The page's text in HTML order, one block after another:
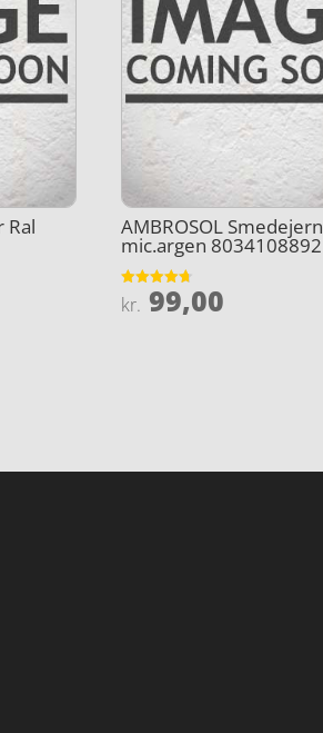
Ral AMBROSOL
mic.argen
Vurderet
4.7
kr. 99,00